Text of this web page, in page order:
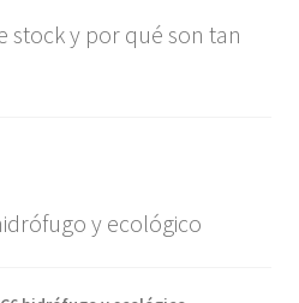
stock y por qué son tan
y ecológico